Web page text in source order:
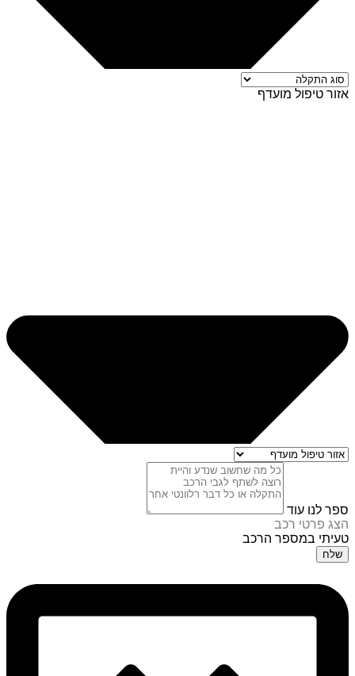
אזור טיפול מועדף
ספר לנו עוד
הצג פרטי רכב
טעיתי במספר הרכב
שלח